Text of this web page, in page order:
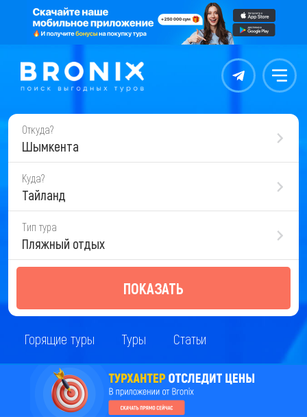
Контакты Меню
Откуда?
Шымкента
Куда?
Тайланд
Тип тура
Пляжный отдых
ПОКАЗАТЬ
Горящие туры Туры Статьи